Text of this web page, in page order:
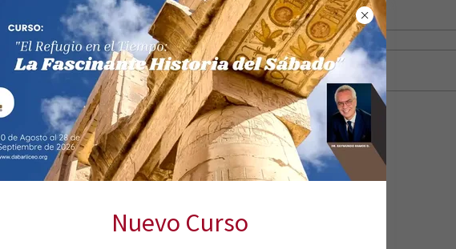
INICIAR SESIÓN
Restablecer contraseña
¿No eres miembro?Crea la cuenta.
Nuevo Curso